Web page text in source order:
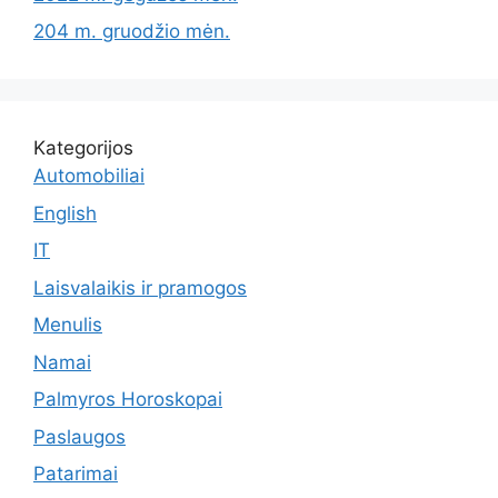
204 m. gruodžio mėn.
Kategorijos
Automobiliai
English
IT
Laisvalaikis ir pramogos
Menulis
Namai
Palmyros Horoskopai
Paslaugos
Patarimai